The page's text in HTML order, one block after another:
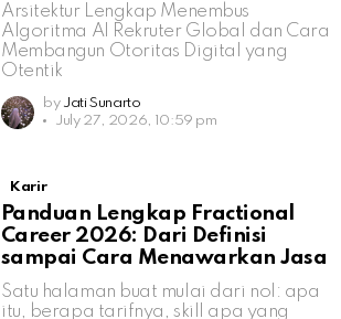
Arsitektur Lengkap Menembus
Algoritma AI Rekruter Global dan Cara
Membangun Otoritas Digital yang
Otentik
by Jati Sunarto
July 27, 2026, 10:59 pm
Karir
Panduan Lengkap Fractional
Career 2026: Dari Definisi
sampai Cara Menawarkan Jasa
Satu halaman buat mulai dari nol: apa
itu, berapa tarifnya, skill apa yang